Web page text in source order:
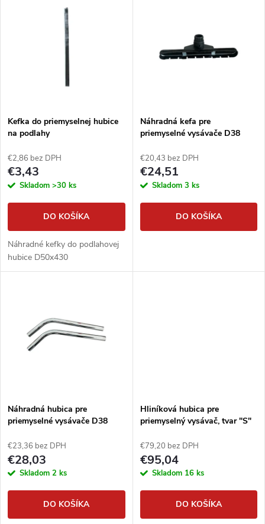
e
p
r
d
u
v
s
p
r
o
d
u
Kefka do priemyselnej hubice
na podlahy
€2,86 bez DPH
€3,43
Skladom >30 ks
DO KOŠÍKA
Náhradné kefky do podlahovej
hubice D50x430
Náhradná kefa pre
priemyselné vysávače D38
€20,43 bez DPH
€24,51
Skladom 3 ks
DO KOŠÍKA
Náhradná hubica pre
priemyselné vysávače D38
€23,36 bez DPH
€28,03
Skladom 2 ks
DO KOŠÍKA
Hliníková hubica pre
priemyselný vysávač, tvar "S"
€79,20 bez DPH
€95,04
Skladom 16 ks
DO KOŠÍKA